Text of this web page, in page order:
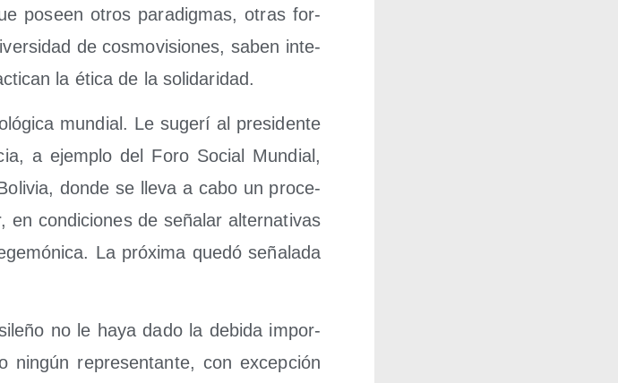
poseen otros para­dig­mas, otras for­
de cos­mo­vi­sio­nes, saben inte­
la éti­ca de la solidaridad.
mun­dial. Le suge­rí al pre­si­den­te
a ejem­plo del Foro Social Mun­dial,
don­de se lle­va a cabo un pro­ce­
en con­di­cio­nes de seña­lar alter­na­ti­vas
La pró­xi­ma que­dó seña­la­da
no le haya dado la debi­da impor­
nin­gún repre­sen­tan­te, con excep­ción